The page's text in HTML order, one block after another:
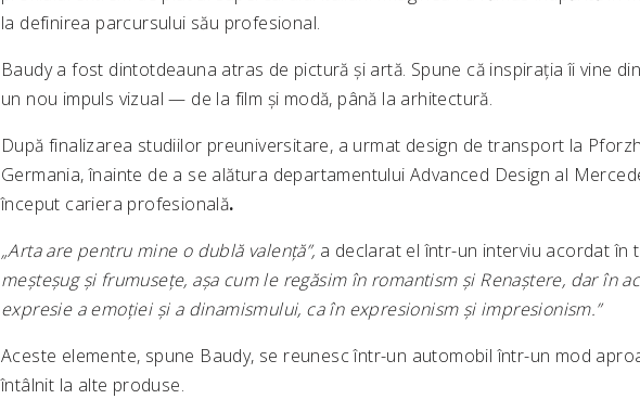
la definirea parcursului său profesional.
Baudy a fost dintotdeauna atras de pictură și artă. Spune că inspirația îi vine
un nou impuls vizual — de la film și modă, până la arhitectură.
După finalizarea studiilor preuniversitare, a urmat design de transport la
Germania, înainte de a se alătura departamentului Advanced Design al
început cariera profesională.
„Arta are pentru mine o dublă valență”, a declarat el într-un interviu acordat în
meșteșug și frumusețe, așa cum le regăsim în romantism și Renaștere, dar în
expresie a emoției și a dinamismului, ca în expresionism și impresionism.”
Aceste elemente, spune Baudy, se reunesc într-un automobil într-un mod
întâlnit la alte produse.